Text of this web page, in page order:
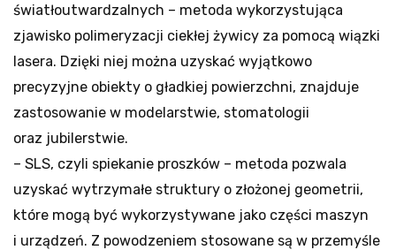
światłoutwardzalnych – metoda wykorzystująca
zjawisko polimeryzacji ciekłej żywicy za pomocą wiązki
lasera. Dzięki niej można uzyskać wyjątkowo
precyzyjne obiekty o gładkiej powierzchni, znajduje
zastosowanie w modelarstwie, stomatologii
oraz jubilerstwie.
– SLS, czyli spiekanie proszków – metoda pozwala
uzyskać wytrzymałe struktury o złożonej geometrii,
które mogą być wykorzystywane jako części maszyn
i urządzeń. Z powodzeniem stosowane są w przemyśle